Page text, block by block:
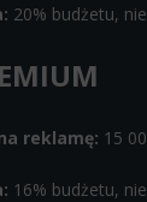
20% budżetu,
reklamę: 15
16% budżetu,